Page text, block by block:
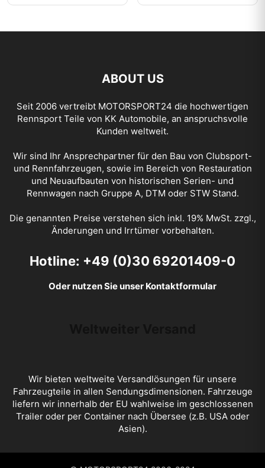
ABOUT US
Seit 2006 vertreibt MOTORSPORT24 die hochwertigen
Rennsport Teile von KK Automobile, an anspruchsvolle
Kunden weltweit.
Wir sind Ihr Ansprechpartner für den Bau von Clubsport-
und Rennfahrzeugen, sowie im Bereich von Restauration
und Neuaufbauten von historischen Serien- und
Rennwagen nach Gruppe A, DTM oder STW Stand.
Die genannten Preise verstehen sich inkl. 19% MwSt. zzgl.,
Änderungen und Irrtümer vorbehalten.
Hotline: +49 (0)30 69201409-0
Oder nutzen Sie unser Kontaktformular
Wir bieten weltweite Versandlösungen für unsere
Fahrzeugteile in allen Sendungsdimensionen. Fahrzeuge
liefern wir innerhalb der EU wahlweise im geschlossenen
Trailer oder per Container nach Übersee (z.B. USA oder
Asien).